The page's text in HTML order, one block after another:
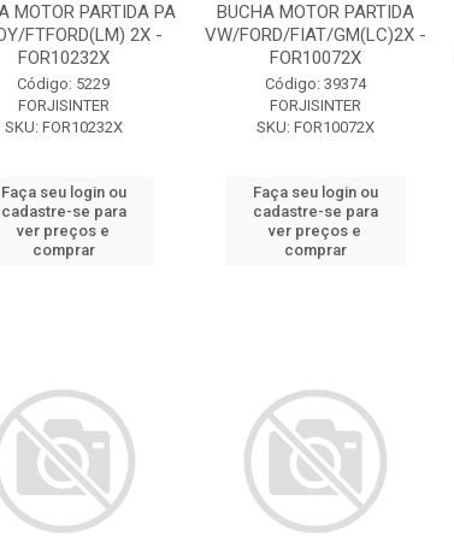
MOTOR PARTIDA PA
FTFORD(LM) 2X -
FOR10232X
Código: 5229
FORJISINTER
SKU: FOR10232X
Faça seu login ou
cadastre-se para
ver preços e
comprar
BUCHA MOTOR PARTIDA
VW/FORD/FIAT/GM(LC)2X -
FOR10072X
Código: 39374
FORJISINTER
SKU: FOR10072X
Faça seu login ou
cadastre-se para
ver preços e
comprar